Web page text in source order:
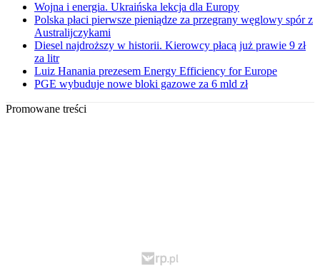
Wojna i energia. Ukraińska lekcja dla Europy
Polska płaci pierwsze pieniądze za przegrany węglowy spór z
Australijczykami
Diesel najdroższy w historii. Kierowcy płacą już prawie 9 zł
za litr
Luiz Hanania prezesem Energy Efficiency for Europe
PGE wybuduje nowe bloki gazowe za 6 mld zł
Promowane treści